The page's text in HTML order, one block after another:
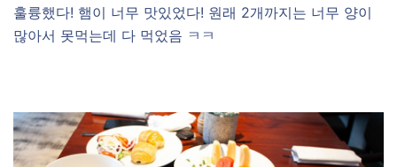
훌륭했다! 햄이 너무 맛있었다! 원래 2개까지는 너무 양이
많아서 못먹는데 다 먹었음 ㅋㅋ